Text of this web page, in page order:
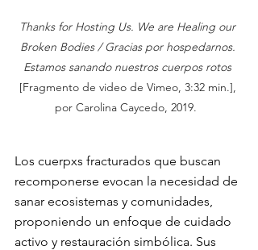
Thanks for Hosting Us. We are Healing our
Broken Bodies / Gracias por hospedarnos.
Estamos sanando nuestros cuerpos rotos
[Fragmento de video de Vimeo, 3:32 min.],
por Carolina Caycedo, 2019.
Los cuerpxs fracturados que buscan
recomponerse evocan la necesidad de
sanar ecosistemas y comunidades,
proponiendo un enfoque de cuidado
activo y restauración simbólica. Sus